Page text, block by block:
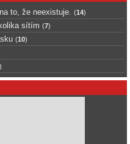
to, že neexistuje. (14)
sítím (7)
(10)
)